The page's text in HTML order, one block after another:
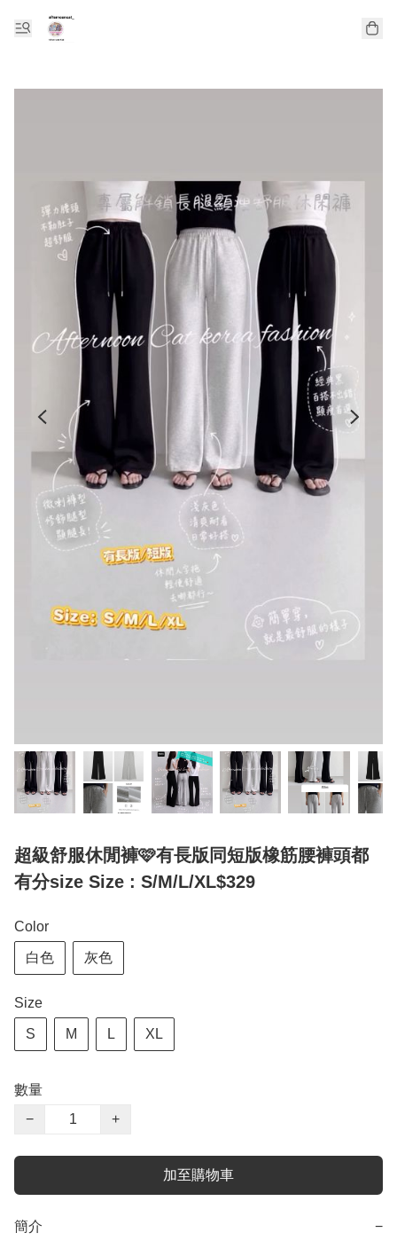
超級舒服休閒褲🩷有長版同短版橡筋腰褲頭都
有分size Size : S/M/L/XL$329
Color
白色 灰色
Size
S M L XL
數量
−
+
加至購物車
簡介 −